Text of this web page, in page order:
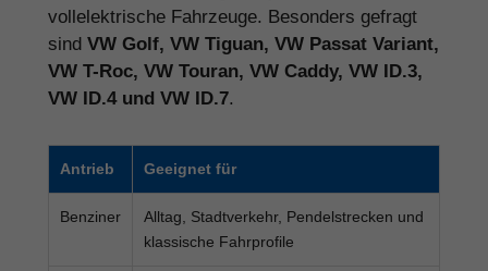
vollelektrische Fahrzeuge. Besonders gefragt
sind VW Golf, VW Tiguan, VW Passat Variant,
VW T-Roc, VW Touran, VW Caddy, VW ID.3,
VW ID.4 und VW ID.7.
Antrieb Geeignet für
Benziner
Alltag, Stadtverkehr, Pendelstrecken und
klassische Fahrprofile